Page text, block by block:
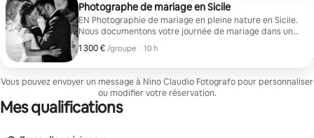
de Palerme et de Trapani. Photographe pour des
demandes en mariage en Sicile. Je documenterai ce
moment spécial de manière naturelle et discrète.
quelques photos spontanées du couple. Service
Photographe de mariage en Sicile
EN Photographie de mariage en pleine nature en Sicile.
Nous documentons votre journée de mariage dans un
style reportage, en capturant des émotions sincères et
des moments authentiques. FR Photographie de
votre journée avec naturel, en capturant de vraies
émotions et des moments authentiques.
1 300 € /groupe
1 300 € par groupe
, · 10 h
Vous pouvez envoyer un message à Nino Claudio Fotografo pour personnaliser
ou modifier votre réservation.
Mes qualifications